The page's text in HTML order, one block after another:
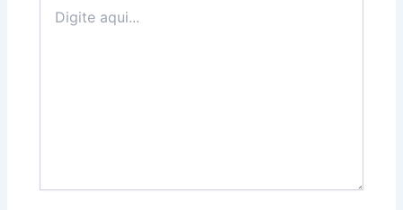
aqui...